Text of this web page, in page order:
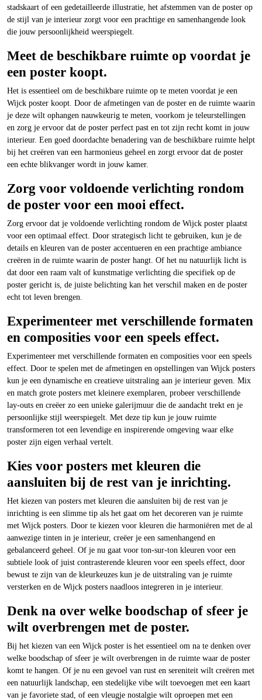
stadskaart of een gedetailleerde illustratie, het afstemmen van de poster op
de stijl van je interieur zorgt voor een prachtige en samenhangende look
die jouw persoonlijkheid weerspiegelt.
Meet de beschikbare ruimte op voordat je
een poster koopt.
Het is essentieel om de beschikbare ruimte op te meten voordat je een
Wijck poster koopt. Door de afmetingen van de poster en de ruimte waarin
je deze wilt ophangen nauwkeurig te meten, voorkom je teleurstellingen
en zorg je ervoor dat de poster perfect past en tot zijn recht komt in jouw
interieur. Een goed doordachte benadering van de beschikbare ruimte helpt
bij het creëren van een harmonieus geheel en zorgt ervoor dat de poster
een echte blikvanger wordt in jouw kamer.
Zorg voor voldoende verlichting rondom
de poster voor een mooi effect.
Zorg ervoor dat je voldoende verlichting rondom de Wijck poster plaatst
voor een optimaal effect. Door strategisch licht te gebruiken, kun je de
details en kleuren van de poster accentueren en een prachtige ambiance
creëren in de ruimte waarin de poster hangt. Of het nu natuurlijk licht is
dat door een raam valt of kunstmatige verlichting die specifiek op de
poster gericht is, de juiste belichting kan het verschil maken en de poster
echt tot leven brengen.
Experimenteer met verschillende formaten
en composities voor een speels effect.
Experimenteer met verschillende formaten en composities voor een speels
effect. Door te spelen met de afmetingen en opstellingen van Wijck posters
kun je een dynamische en creatieve uitstraling aan je interieur geven. Mix
en match grote posters met kleinere exemplaren, probeer verschillende
lay-outs en creëer zo een unieke galerijmuur die de aandacht trekt en je
persoonlijke stijl weerspiegelt. Met deze tip kun je jouw ruimte
transformeren tot een levendige en inspirerende omgeving waar elke
poster zijn eigen verhaal vertelt.
Kies voor posters met kleuren die
aansluiten bij de rest van je inrichting.
Het kiezen van posters met kleuren die aansluiten bij de rest van je
inrichting is een slimme tip als het gaat om het decoreren van je ruimte
met Wijck posters. Door te kiezen voor kleuren die harmoniëren met de al
aanwezige tinten in je interieur, creëer je een samenhangend en
gebalanceerd geheel. Of je nu gaat voor ton-sur-ton kleuren voor een
subtiele look of juist contrasterende kleuren voor een speels effect, door
bewust te zijn van de kleurkeuzes kun je de uitstraling van je ruimte
versterken en de Wijck posters naadloos integreren in je interieur.
Denk na over welke boodschap of sfeer je
wilt overbrengen met de poster.
Bij het kiezen van een Wijck poster is het essentieel om na te denken over
welke boodschap of sfeer je wilt overbrengen in de ruimte waar de poster
komt te hangen. Of je nu een gevoel van rust en sereniteit wilt creëren met
een natuurlijk landschap, een stedelijke vibe wilt toevoegen met een kaart
van je favoriete stad, of een vleugje nostalgie wilt oproepen met een